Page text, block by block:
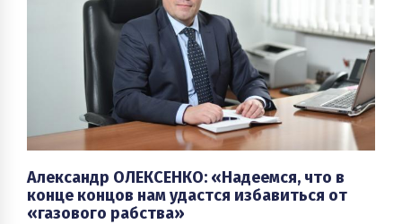
Александр ОЛЕКСЕНКО: «Надеемся, что в
конце концов нам удастся избавиться от
«газового рабства»